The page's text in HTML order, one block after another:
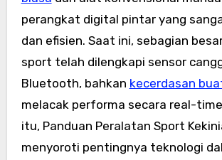
perangkat digital pintar yang
dan efisien. Saat ini, sebagian
sport telah dilengkapi sensor
Bluetooth, bahkan kecerdasan
melacak performa secara real-
itu, Panduan Peralatan Sport
menyoroti pentingnya teknologi